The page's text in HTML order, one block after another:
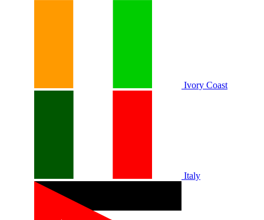
Ivory Coast
Italy